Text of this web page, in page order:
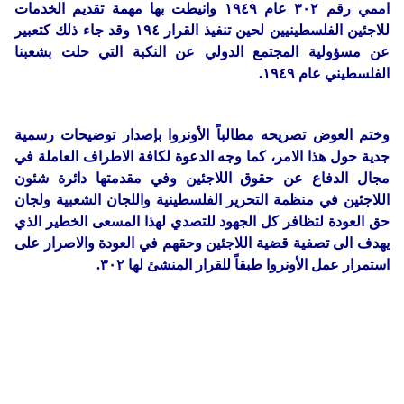
اممي رقم ٣٠٢ عام ١٩٤٩ وانيطت بها مهمة تقديم الخدمات
للاجئين الفلسطينيين لحين تنفيذ القرار ١٩٤ وقد جاء ذلك كتعبير
عن مسؤولية المجتمع الدولي عن النكبة التي حلت بشعبنا
الفلسطيني عام ١٩٤٩.
وختم العوض تصريحه مطالباً الأونروا بإصدار توضيحات رسمية
جدية حول هذا الامر، كما وجه الدعوة لكافة الاطراف العاملة في
مجال الدفاع عن حقوق اللاجئين وفي مقدمتها دائرة شئون
اللاجئين في منظمة التحرير الفلسطينية واللجان الشعبية ولجان
حق العودة لتظافر كل الجهود للتصدي لهذا المسعى الخطير الذي
يهدف الى تصفية قضية اللاجئين وحقهم في العودة والاصرار على
استمرار عمل الأونروا طبقاً للقرار المنشئ لها ٣٠٢.